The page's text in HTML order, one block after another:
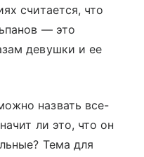
считается, что
— это
девушки и ее
назвать все-
ли это, что он
Тема для